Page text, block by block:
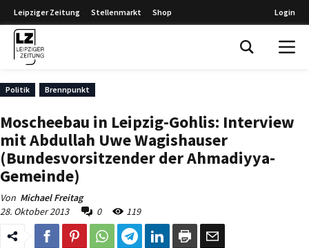
Leipziger Zeitung Stellenmarkt Shop Login
Politik Brennpunkt
Moscheebau in Leipzig-Gohlis: Interview
mit Abdullah Uwe Wagishauser
(Bundesvorsitzender der Ahmadiyya-
Gemeinde)
Von Michael Freitag
28. Oktober 2013
0 119